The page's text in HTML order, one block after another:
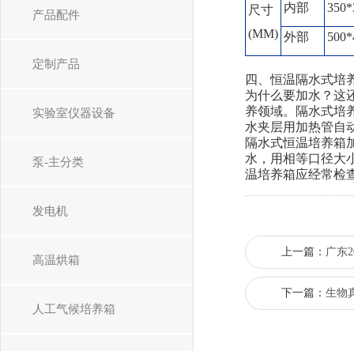
尺寸
(MM)
内部
外部
四、恒温隔水式培
为什么要加水？这
养领域。隔水式培
水夹层用加热管自
隔水式恒温培养箱
水，用相等口径大
温培养箱应经常检
上一篇： 广东
下一篇： 生物
产品配件
定制产品
实验室仪器设备
泵-主分类
发电机
高温烘箱
人工气候培养箱